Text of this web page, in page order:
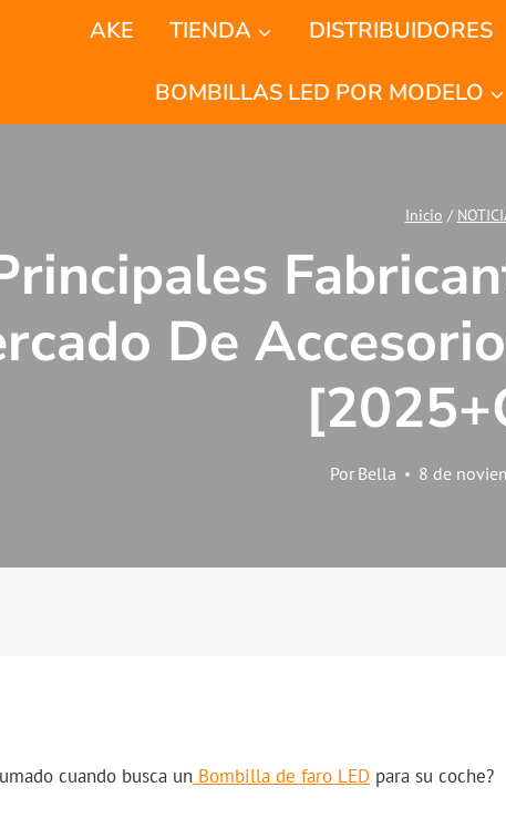
AKE TIENDA DISTRIBUIDORES
BOMBILLAS LED POR MODELO
Inicio /
De
Por Bella 8 de
cuando busca un Bombilla de faro LED para su coche?